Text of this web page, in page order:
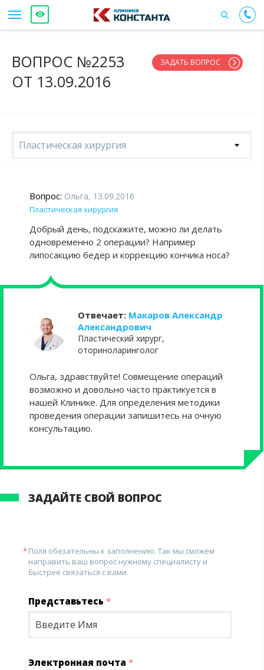
ВОПРОС №2253
ОТ 13.09.2016
ЗАДАТЬ ВОПРОС
Пластическая хирургия
Вопрос: Ольга, 13.09.2016
Пластическая хирургия
Добрый день, подскажите, можно ли делать
одновременно 2 операции? Например
липосакцию бедер и коррекцию кончика носа?
Отвечает: Макаров Александр
Александрович
Пластический хирург,
оториноларинголог
Ольга, здравствуйте! Совмещение операций
возможно и довольно часто практикуется в
нашей Клинике. Для определения методики
проведения операции запишитесь на очную
консультацию.
ЗАДАЙТЕ СВОЙ ВОПРОС
Поля обязательны к заполнению. Так мы сможем
направить ваш вопрос нужному специалисту и
быстрее связаться с вами.
Представьтесь *
Электронная почта *